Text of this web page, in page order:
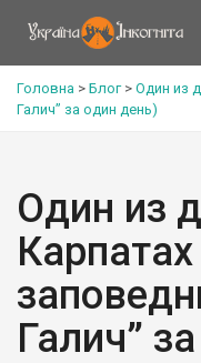
Головна > Блог> Один из
Галич” за один день)
Один из
Галич”